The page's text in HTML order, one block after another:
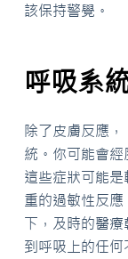
該保持警覺。
呼吸系
除了皮膚反應
統。你可能會經
這些症狀可能
重的過敏性反
下，及時的醫
到呼吸上的任